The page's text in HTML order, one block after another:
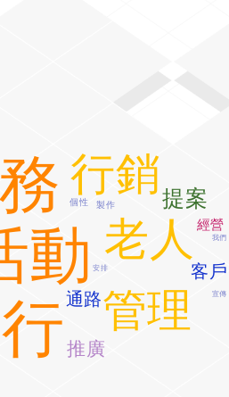
動 老人
管理
行銷提案
推廣
通路
客戶
經營
個性 製作
安排
我們
宣傳